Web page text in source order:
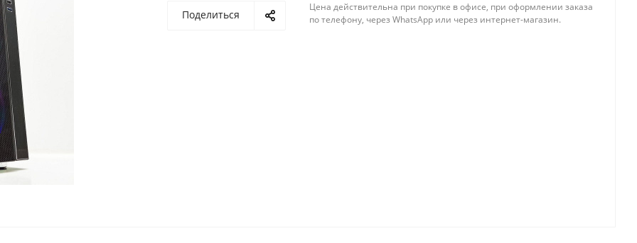
Поделиться
Цена действительна при покупке в офисе, при оформлении заказа
по телефону, через WhatsApp или через интернет-магазин.